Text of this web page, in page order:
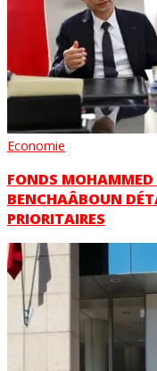
Economie
FONDS MOHAMMED
BENCHAÂBOUN
PRIORITAIRES